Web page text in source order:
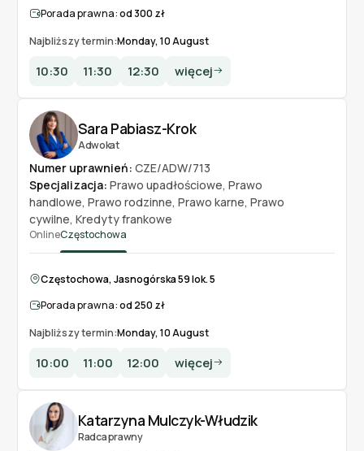
Porada prawna:od 300 zł
Najbliższy termin:Monday, 10 August
10:30 11:30 12:30 więcej
Adwokat
Sara Pabiasz-Krok
Numer uprawnień: CZE/ADW/713
Specjalizacja: Prawo upadłościowe, Prawo
handlowe, Prawo rodzinne, Prawo karne, Prawo
cywilne, Kredyty frankowe
OnlineCzęstochowa
Częstochowa, Jasnogórska 59 lok. 5
Porada prawna:od 250 zł
Najbliższy termin:Monday, 10 August
10:00 11:00 12:00 więcej
Radca prawny
Katarzyna Mulczyk-Włudzik